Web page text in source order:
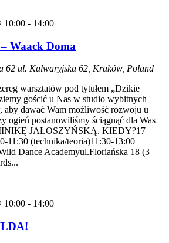
10:00 - 14:00
Waack Doma
62 ul. Kalwaryjska 62, Kraków, Poland
warsztatów pod tytułem „Dzikie
gościć u Nas w studio wybitnych
aby dawać Wam możliwość rozwoju u
ogień postanowiliśmy ściągnąć dla Was
JAŁOSZYŃSKĄ. KIEDY?17
11:30 (technika/teoria)11:30-13:00
Dance Academyul.Floriańska 18 (3
10:00 - 14:00